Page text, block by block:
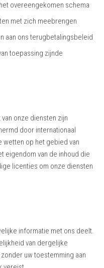
overeengekomen schema
met zich meebrengen
aan ons terugbetalingsbeleid
toepassing zijnde
onze diensten zijn
door internationaal
op het gebied van
eigendom van de inhoud die
licenties om onze diensten
informatie met ons deelt.
van dergelijke
uw toestemming aan